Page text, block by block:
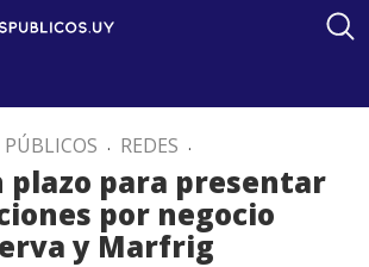
. REDES .
plazo para presentar
por negocio
y Marfrig